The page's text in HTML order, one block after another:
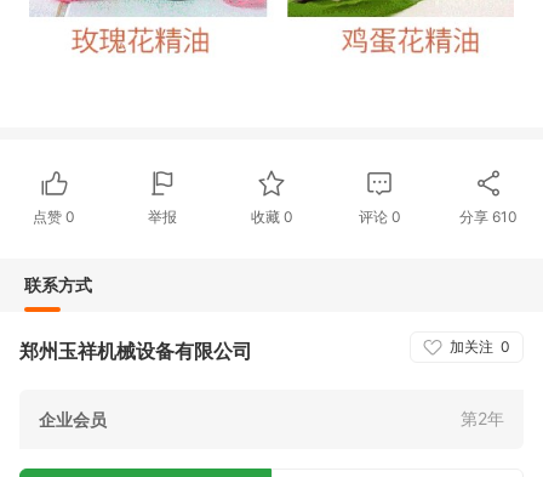
点赞0 举报 收藏 0 评论0 分享610
联系方式
加关注 0
郑州玉祥机械设备有限公司
企业会员 第2年